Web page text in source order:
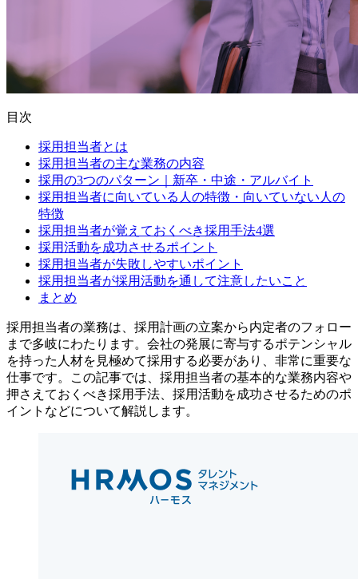
目次
採用担当者とは
採用担当者の主な業務の内容
採用の3つのパターン｜新卒・中途・アルバイト
採用担当者に向いている人の特徴・向いていない人の
特徴
採用担当者が覚えておくべき採用手法4選
採用活動を成功させるポイント
採用担当者が失敗しやすいポイント
採用担当者が採用活動を通して注意したいこと
まとめ
採用担当者の業務は、採用計画の立案から内定者のフォロー
まで多岐にわたります。会社の発展に寄与するポテンシャル
を持った人材を見極めて採用する必要があり、非常に重要な
仕事です。この記事では、採用担当者の基本的な業務内容や
押さえておくべき採用手法、採用活動を成功させるためのポ
イントなどについて解説します。